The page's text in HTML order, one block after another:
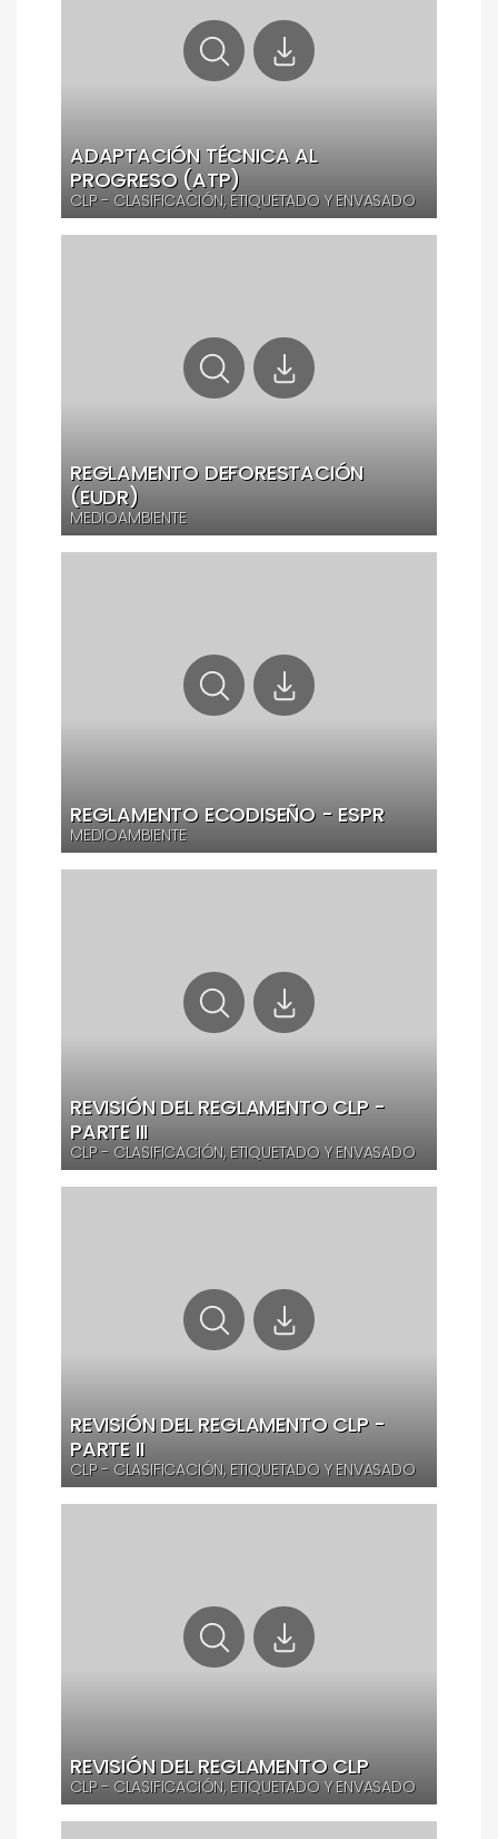
ADAPTACIÓN TÉCNICA AL
PROGRESO (ATP)
CLP - CLASIFICACIÓN, ETIQUETADO Y ENVASADO
REGLAMENTO DEFORESTACIÓN
(EUDR)
MEDIOAMBIENTE
REGLAMENTO ECODISEÑO - ESPR
MEDIOAMBIENTE
REVISIÓN DEL REGLAMENTO CLP -
PARTE III
CLP - CLASIFICACIÓN, ETIQUETADO Y ENVASADO
REVISIÓN DEL REGLAMENTO CLP -
PARTE II
CLP - CLASIFICACIÓN, ETIQUETADO Y ENVASADO
REVISIÓN DEL REGLAMENTO CLP
CLP - CLASIFICACIÓN, ETIQUETADO Y ENVASADO